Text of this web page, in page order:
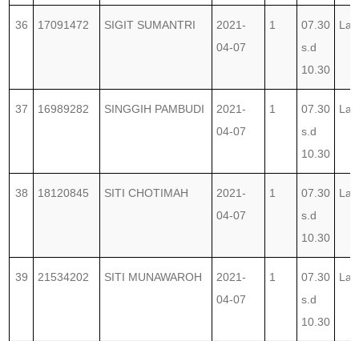
36 17091472 SIGIT SUMANTRI
2021-
04-07
1
07.30
s.d
10.30
37 16989282 SINGGIH PAMBUDI
2021-
04-07
1
07.30
s.d
10.30
38 18120845 SITI CHOTIMAH
2021-
04-07
1
07.30
s.d
10.30
39 21534202 SITI MUNAWAROH
2021-
04-07
1
07.30
s.d
10.30